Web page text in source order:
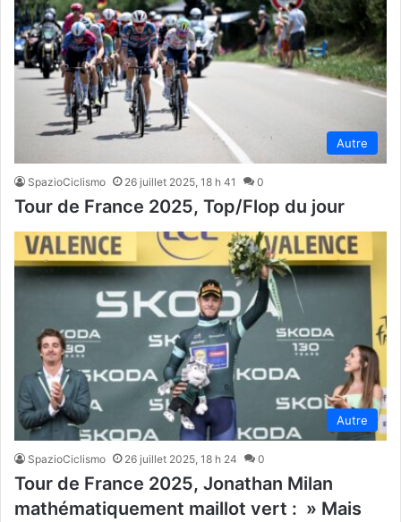
Autre
SpazioCiclismo 26 juillet 2025, 18 h 41 0
Tour de France 2025, Top/Flop du jour
Autre
SpazioCiclismo 26 juillet 2025, 18 h 24 0
Tour de France 2025, Jonathan Milan
mathématiquement maillot vert : » Mais